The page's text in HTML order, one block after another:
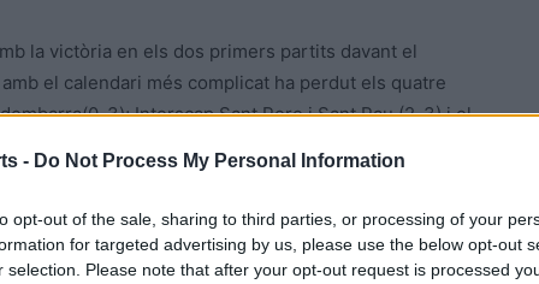
- Do Not Process My Personal Information
opt-out of the sale, sharing to third parties, or processing of your
for targeted advertising by us, please use the below opt-out
selection. Please note that after your opt-out request is processed
la victòria en els dos primers partits davant el
el calendari més complicat ha perdut els quatre
3); Interscap Sant Pere i Sant Pau (2-3) i el
en el seu equip l’oposat Marcos Montserrat i el
en les anteriors jornades, en les que acumula quatre